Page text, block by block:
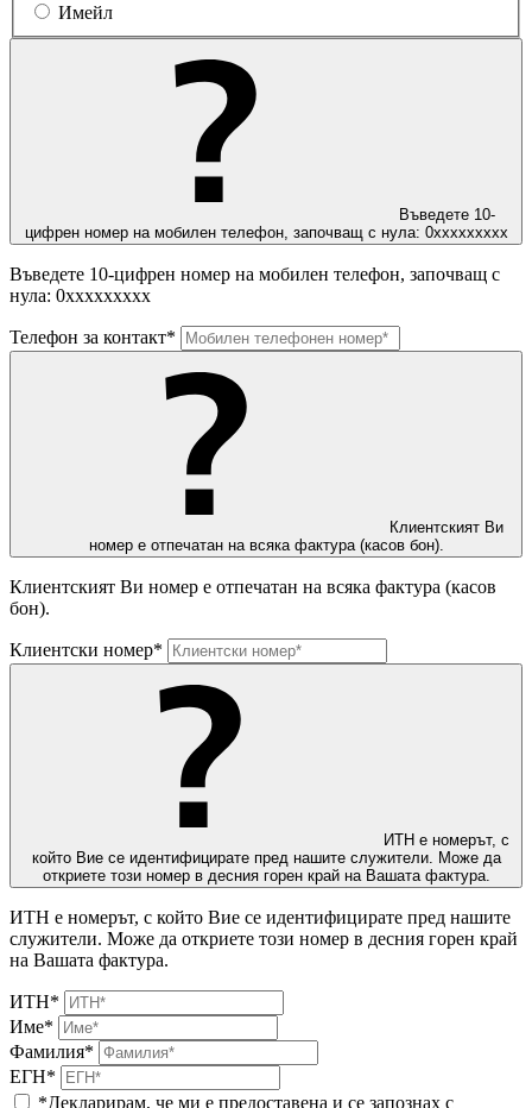
Имейл
Въведете 10-
цифрен номер на мобилен телефон, започващ с нула: 0ххххххххх
Въведете 10-цифрен номер на мобилен телефон, започващ с
нула: 0ххххххххх
Телефон за контакт*
Клиентският Ви
номер е отпечатан на всяка фактура (касов бон).
Клиентският Ви номер е отпечатан на всяка фактура (касов
бон).
Клиентски номер*
ИТН е номерът, с
който Вие се идентифицирате пред нашите служители. Може да
откриете този номер в десния горен край на Вашата фактура.
ИТН е номерът, с който Вие се идентифицирате пред нашите
служители. Може да откриете този номер в десния горен край
на Вашата фактура.
ИТН*
Име*
Фамилия*
ЕГН*
*Декларирам, че ми е предоставена и се запознах с